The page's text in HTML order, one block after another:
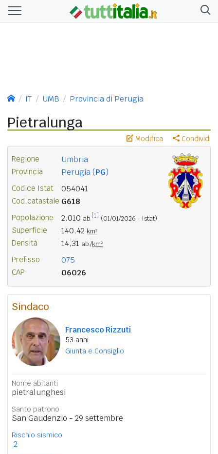
IT UMB Provincia di Perugia
Pietralunga
Modifica Condividi
Regione Umbria
Provincia Perugia (PG)
Codice Istat 054041
Cod.catastale G618
Popolazione 2.010 ab. [1] (01/01/2026 - Istat)
Superficie 140,42 km²
Densità 14,31 ab./km²
Prefisso 075
CAP 06026
Sindaco
Francesco Rizzuti
53 anni
Giunta e Consiglio
Nome abitanti
pietralunghesi
Santo patrono
San Gaudenzio - 29 settembre
Rischio sismico
2